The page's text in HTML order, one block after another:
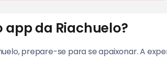
da Riachuelo?
prepare-se para se apaixonar. A